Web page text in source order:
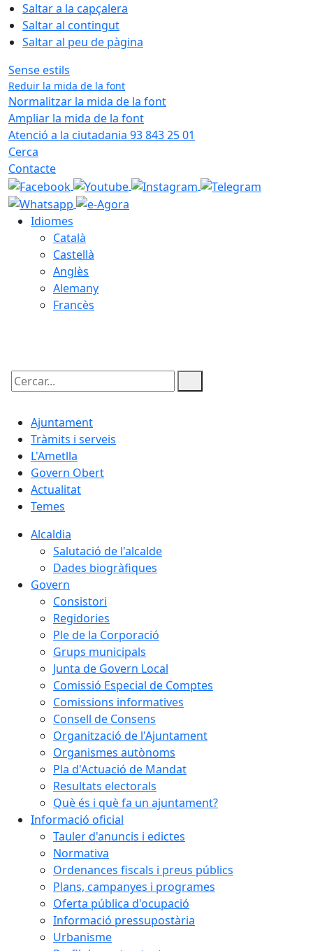
Saltar a la capçalera
Saltar al contingut
Saltar al peu de pàgina
Sense estils
Reduir la mida de la font
Normalitzar la mida de la font
Ampliar la mida de la font
Atenció a la ciutadania 93 843 25 01
Cerca
Contacte
Idiomes
Català
Castellà
Anglès
Alemany
Francès
Cercar:
Ajuntament
Tràmits i serveis
L'Ametlla
Govern Obert
Actualitat
Temes
Alcaldia
Salutació de l'alcalde
Dades biogràfiques
Govern
Consistori
Regidories
Ple de la Corporació
Grups municipals
Junta de Govern Local
Comissió Especial de Comptes
Comissions informatives
Consell de Consens
Organització de l'Ajuntament
Organismes autònoms
Pla d'Actuació de Mandat
Resultats electorals
Què és i què fa un ajuntament?
Informació oficial
Tauler d'anuncis i edictes
Normativa
Ordenances fiscals i preus públics
Plans, campanyes i programes
Oferta pública d'ocupació
Informació pressupostària
Urbanisme